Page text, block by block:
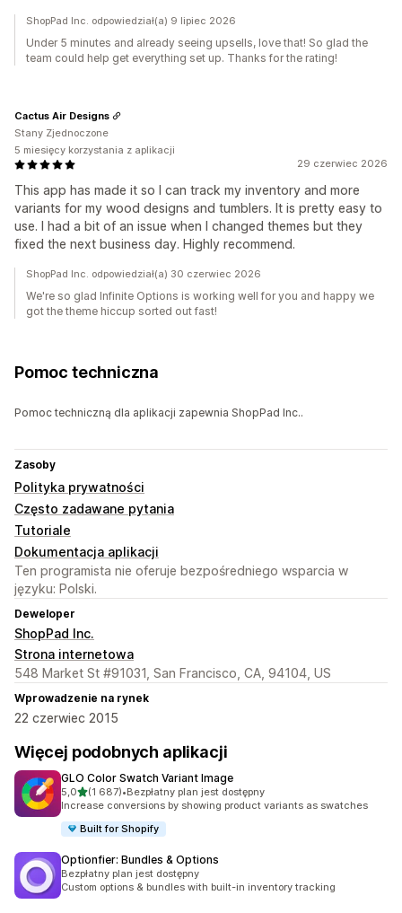
ShopPad Inc. odpowiedział(a) 9 lipiec 2026
Under 5 minutes and already seeing upsells, love that! So glad the
team could help get everything set up. Thanks for the rating!
29 czerwiec 2026
This app has made it so I can track my inventory and more
variants for my wood designs and tumblers. It is pretty easy to
use. I had a bit of an issue when I changed themes but they
fixed the next business day. Highly recommend.
Cactus Air Designs
Stany Zjednoczone
5 miesięcy korzystania z aplikacji
ShopPad Inc. odpowiedział(a) 30 czerwiec 2026
We're so glad Infinite Options is working well for you and happy we
got the theme hiccup sorted out fast!
Pomoc techniczna
Pomoc techniczną dla aplikacji zapewnia ShopPad Inc..
Zasoby
Polityka prywatności
Często zadawane pytania
Tutoriale
Dokumentacja aplikacji
Ten programista nie oferuje bezpośredniego wsparcia w
języku: Polski.
Deweloper
ShopPad Inc.
Strona internetowa
548 Market St #91031, San Francisco, CA, 94104, US
Wprowadzenie na rynek
22 czerwiec 2015
Więcej podobnych aplikacji
GLO Color Swatch Variant Image
5,0na 5 gwiazdek
(1 687)
Łączna liczba recenzji: 1687
•Bezpłatny plan jest dostępny
Increase conversions by showing product variants as swatches
Built for Shopify
Optionfier: Bundles & Options
Bezpłatny plan jest dostępny
Custom options & bundles with built-in inventory tracking